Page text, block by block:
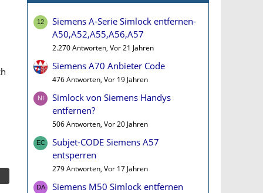
Siemens A-Serie Simlock entfernen-
A50,A52,A55,A56,A57
2.270 Antworten, Vor 21 Jahren
Siemens A70 Anbieter Code
476 Antworten, Vor 19 Jahren
Simlock von Siemens Handys
entfernen?
506 Antworten, Vor 20 Jahren
Subjet-CODE Siemens A57
entsperren
279 Antworten, Vor 17 Jahren
Siemens M50 Simlock entfernen